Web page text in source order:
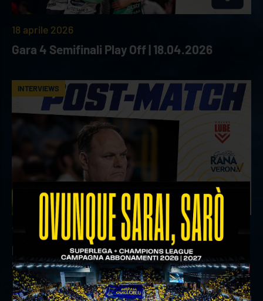
18 aprile 2026
Gara 4 Semifinali Play Off | 18.04.2026
INTERVIEWS
18 aprile 2026
Il commento del ds Lami dopo Gara 4 delle
Semifinali Play Off